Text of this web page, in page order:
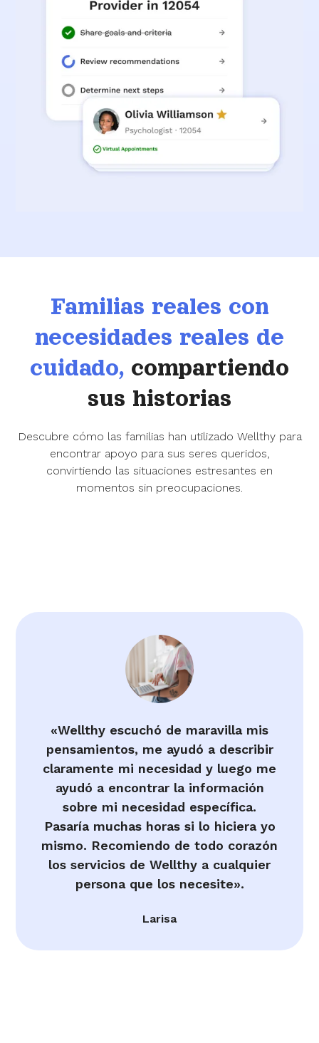
Familias reales con
necesidades reales de
cuidado, compartiendo
sus historias
Descubre cómo las familias han utilizado Wellthy para
encontrar apoyo para sus seres queridos,
convirtiendo las situaciones estresantes en
momentos sin preocupaciones.
«Wellthy escuchó de maravilla mis
pensamientos, me ayudó a describir
claramente mi necesidad y luego me
ayudó a encontrar la información
sobre mi necesidad específica.
Pasaría muchas horas si lo hiciera yo
mismo. Recomiendo de todo corazón
los servicios de Wellthy a cualquier
persona que los necesite».
Larisa